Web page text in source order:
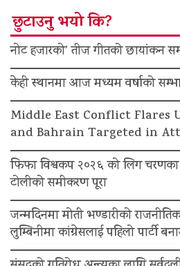
छुटाउनु भयो कि?
नोट हजारको’ तीज गीतको छायांकन
केही स्थानमा आज मध्यम वर्षाको
Middle East Conflict Flares
and Bahrain Targeted in
फिफा विश्वकप २०२६ को लिग
टोलीको समीकरण पूरा
जन्मदिनमा मोती भण्डारीको
लुम्बिनीमा कांग्रेसलाई पहिलो पार्टी